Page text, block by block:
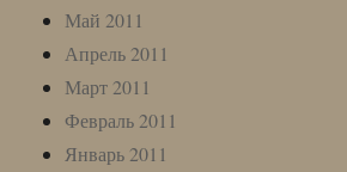
Май 2011
Апрель 2011
Март 2011
Февраль 2011
Январь 2011